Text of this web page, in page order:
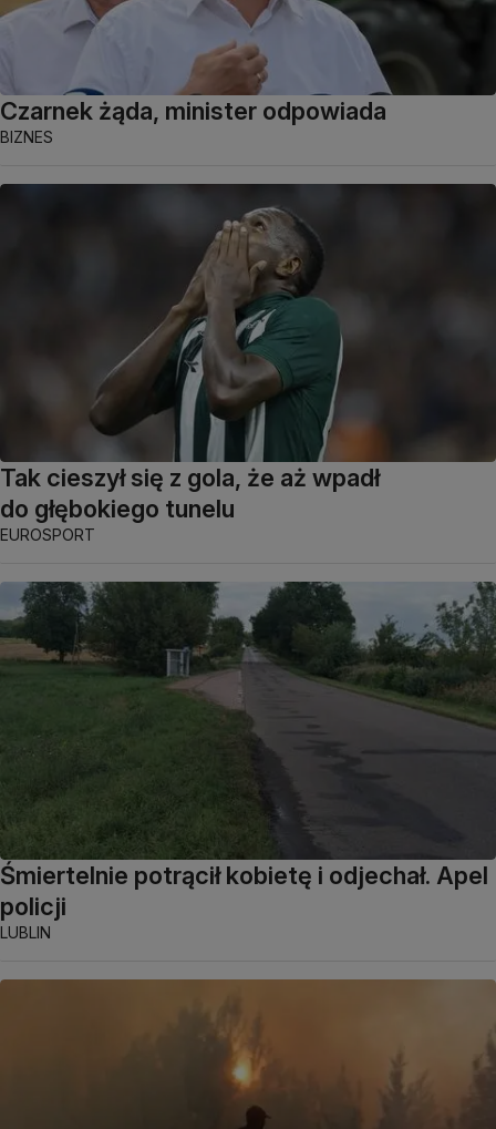
Czarnek żąda, minister odpowiada
BIZNES
Tak cieszył się z gola, że aż wpadł
do głębokiego tunelu
EUROSPORT
Śmiertelnie potrącił kobietę i odjechał. Apel
policji
LUBLIN